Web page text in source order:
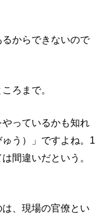
からできないので
ろまで。
っているかも知れ
う）」ですよね。1
間違いだという。
、現場の官僚とい